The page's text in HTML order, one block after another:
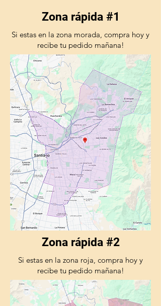
Zona rápida #1
Si estas en la zona morada, compra hoy y
recibe tu pedido mañana!
Zona rápida #2
Si estas en la zona roja, compra hoy y
recibe tu pedido mañana!